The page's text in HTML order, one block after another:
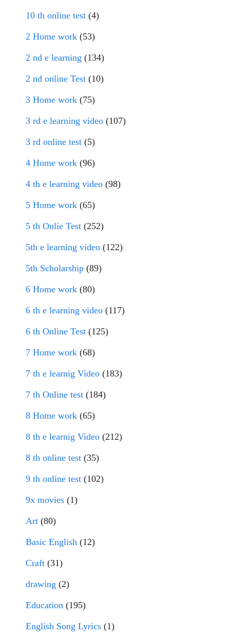
10 th online test (4)
2 Home work (53)
2 nd e learning (134)
2 nd online Test (10)
3 Home work (75)
3 rd e learning video (107)
3 rd online test (5)
4 Home work (96)
4 th e learning video (98)
5 Home work (65)
5 th Onlie Test (252)
5th e learning video (122)
5th Scholarship (89)
6 Home work (80)
6 th e learning video (117)
6 th Online Test (125)
7 Home work (68)
7 th e learnig Video (183)
7 th Online test (184)
8 Home work (65)
8 th e learnig Video (212)
8 th online test (35)
9 th online test (102)
9x movies (1)
Art (80)
Basic English (12)
Craft (31)
drawing (2)
Education (195)
English Song Lyrics (1)